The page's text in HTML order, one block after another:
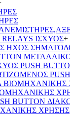
ΙΣΧΥΟΣ+
ΗΧΟΣ
PUSH
PUSH
ΒΙΟΜΗΧΑΝΙΚΗΣ
BUTTON
ΧΡΗΣΗΣ